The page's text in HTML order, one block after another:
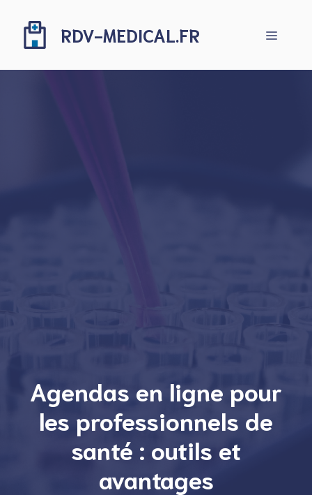
contenu
RDV-MEDICAL.FR Menu
Agendas en ligne pour
les professionnels de
santé : outils et
avantages